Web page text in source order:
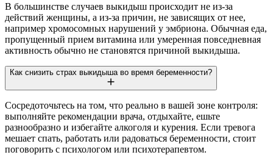
В большинстве случаев выкидыш происходит не из-за
действий женщины, а из-за причин, не зависящих от нее,
например хромосомных нарушений у эмбриона. Обычная еда,
пропущенный прием витамина или умеренная повседневная
активность обычно не становятся причиной выкидыша.
Как снизить страх выкидыша во время беременности?
Сосредоточьтесь на том, что реально в вашей зоне контроля:
выполняйте рекомендации врача, отдыхайте, ешьте
разнообразно и избегайте алкоголя и курения. Если тревога
мешает спать, работать или радоваться беременности, стоит
поговорить с психологом или психотерапевтом.